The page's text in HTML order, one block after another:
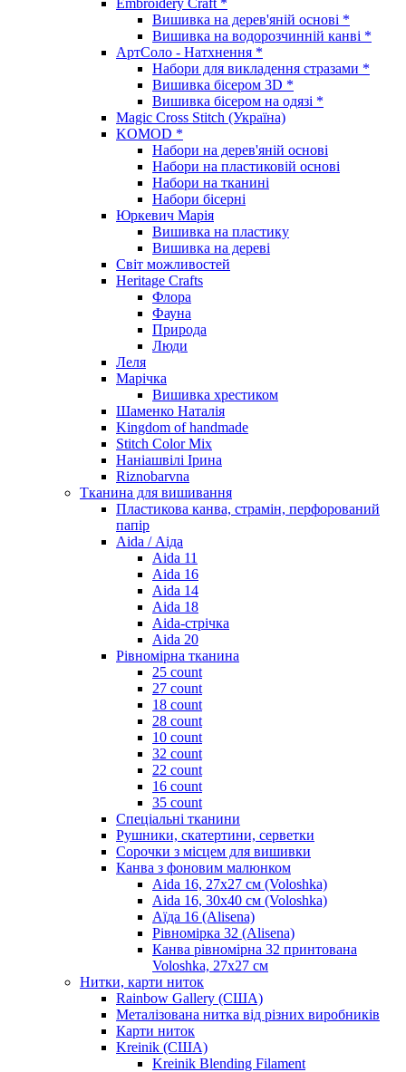
Вишивка на дерев'яній основі *
Вишивка на водорозчинній канві *
АртСоло - Натхнення *
Набори для викладення стразами *
Вишивка бісером 3D *
Вишивка бісером на одязі *
Magic Cross Stitch (Україна)
KOMOD *
Набори на дерев'яній основі
Набори на пластиковій основі
Набори на тканині
Набори бісерні
Юркевич Марія
Вишивка на пластику
Вишивка на дереві
Світ можливостей
Heritage Crafts
Флора
Фауна
Природа
Люди
Леля
Марічка
Вишивка хрестиком
Шаменко Наталія
Kingdom of handmade
Stitch Color Mix
Наніашвілі Ірина
Riznobarvna
Тканина для вишивання
Пластикова канва, страмін, перфорований
папір
Aida / Аіда
Aida 11
Aida 16
Aida 14
Aida 18
Aida-стрічка
Aida 20
Рівномірна тканина
25 count
27 count
18 count
28 count
10 count
32 count
22 count
16 count
35 count
Спеціальні тканини
Рушники, скатертини, серветки
Сорочки з місцем для вишивки
Канва з фоновим малюнком
Aida 16, 27х27 см (Voloshka)
Aida 16, 30х40 см (Voloshka)
Аїда 16 (Alisena)
Рівномірка 32 (Alisena)
Канва рівномірна 32 принтована
Voloshka, 27х27 см
Нитки, карти ниток
Rainbow Gallery (США)
Металізована нитка від різних виробників
Карти ниток
Kreinik (США)
Kreinik Blending Filament